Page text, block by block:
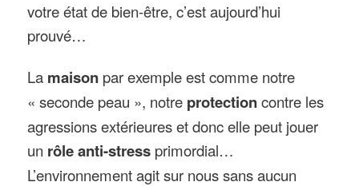
votre état de bien-être, c’est aujourd’hui
prouvé…
La maison par exemple est comme notre
« seconde peau », notre protectioncontre les
agressions extérieures et donc elle peut jouer
un rôle anti-stress primordial…
L’environnement agit sur nous sans aucun